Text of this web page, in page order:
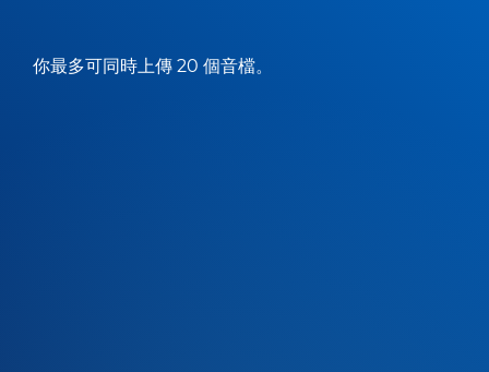
你最多可同時上傳 20 個音檔。